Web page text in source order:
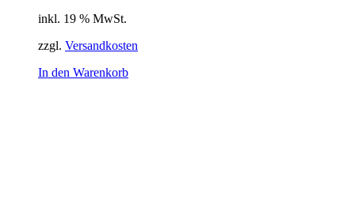
war:
ist:
inkl. 19 % MwSt.
zzgl. Versandkosten
In den Warenkorb